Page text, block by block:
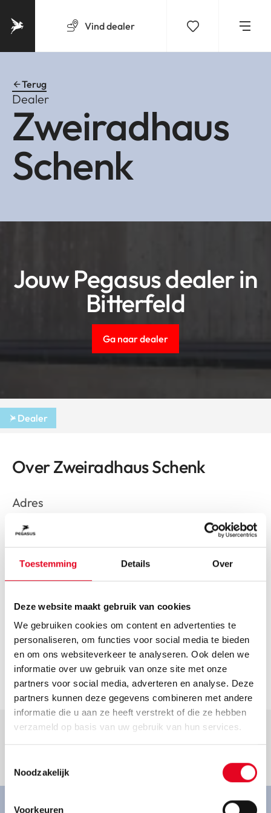
Toestemming Details Over
Deze website maakt gebruik van cookies
We gebruiken cookies om content en advertenties te
personaliseren, om functies voor social media te bieden
en om ons websiteverkeer te analyseren. Ook delen we
informatie over uw gebruik van onze site met onze
partners voor social media, adverteren en analyse. Deze
partners kunnen deze gegevens combineren met andere
informatie die u aan ze heeft verstrekt of die ze hebben
verzameld op basis van uw gebruik van hun services.
Noodzakelijk
Voorkeuren
Vinddealer
Terug
Dealer
Zweiradhaus
Schenk
Jouw Pegasus dealer in
Bitterfeld
Ga naar dealer
Dealer
Goed om te weten.
Over Zweiradhaus Schenk
Adres
Dessauer Str. 5
Bitterfeld
Route plannen
Openingstijden
Helaas hebben we geen actuele openingstijden van deze
Contact
zweiradhaus.schenk@t-online.de
Ga naar dealer